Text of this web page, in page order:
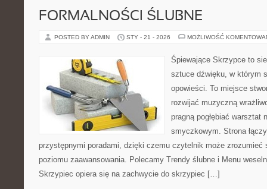
FORMALNOŚCI ŚLUBNE
POSTED BY ADMIN STY - 21 - 2026 MOŻLIWOŚĆ
Śpiewające Skrzypce to
sztuce dźwięku, w którym
opowieści. To miejsce
rozwijać muzyczną
pragną pogłębiać warsztat
smyczkowym. Strona
przystępnymi poradami, dzięki czemu czytelnik może zrozumieć
poziomu zaawansowania. Polecamy Trendy ślubne i Menu
Skrzypiec opiera się na zachwycie do skrzypiec […]